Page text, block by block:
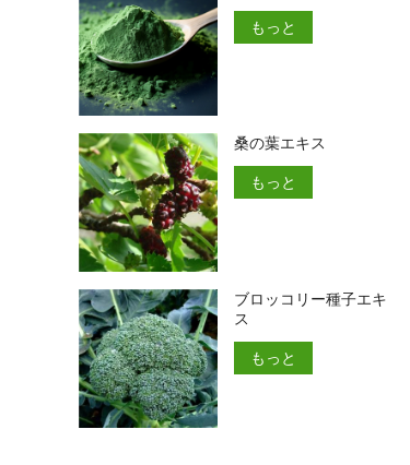
もっと
桑の葉エキス
もっと
ブロッコリー種子エキ
ス
もっと